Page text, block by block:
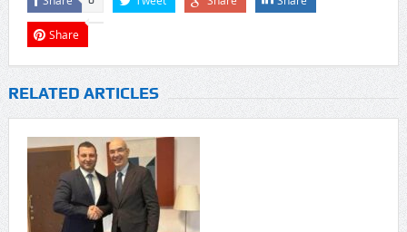
Share
RELATED ARTICLES